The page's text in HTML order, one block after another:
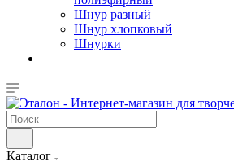
Шнур разный
Шнур хлопковый
Шнурки
Каталог